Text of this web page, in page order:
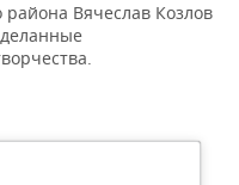
Вячеслав Козлов